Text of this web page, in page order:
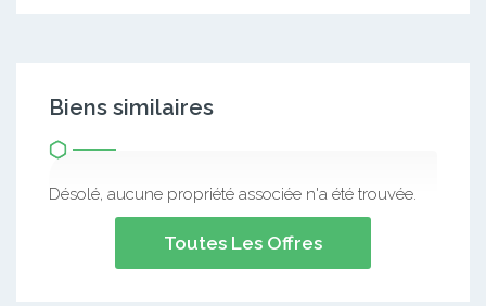
Biens similaires
Désolé, aucune propriété associée n'a été trouvée.
Toutes Les Offres